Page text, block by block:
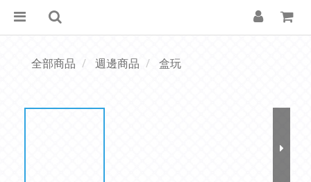
全部商品 週邊商品 盒玩